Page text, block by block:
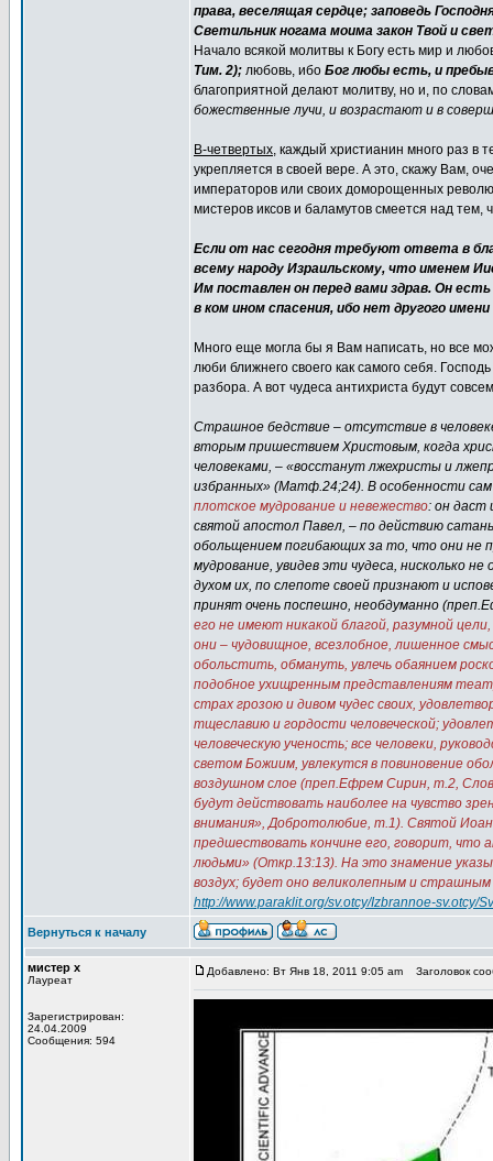
права, веселящая сердце; заповедь
Светильник ногама моима закон Твой и
Начало всякой молитвы к Богу есть мир и
Тим. 2); любовь, ибо Бог любы есть, и
благоприятной делают молитву, но и, по
божественные лучи, и возрастают и в
В-четвертых, каждый христианин много раз в
укрепляется в своей вере. А это, скажу Вам,
императоров или своих доморощенных
мистеров иксов и баламутов смеется над тем,
Если от нас сегодня требуют ответа в
всему народу Израильскому, что именем
Им поставлен он перед вами здрав. Он
в ком ином спасения, ибо нет другого
Много еще могла бы я Вам написать, но все
люби ближнего своего как самого себя.
разбора. А вот чудеса антихриста будут
Страшное бедствие – отсутствие в
вторым пришествием Христовым, когда
человеками, – «восстанут лжехристы и
избранных» (Матф.24;24). В особенности
плотское мудрование и невежество: он даст
святой апостол Павел, – по действию
обольщением погибающих за то, что они не
мудрование, увидев эти чудеса, нисколько
духом их, по слепоте своей признают и
принят очень поспешно, необдуманно
его не имеют никакой благой, разумной
они – чудовищное, всезлобное, лишенное
обольстить, обмануть, увлечь обаянием
подобное ухищренным представлениям
страх грозою и дивом чудес своих,
тщеславию и гордости человеческой;
человеческую ученость; все человеки,
светом Божиим, увлекутся в повиновение
воздушном слое (преп.Ефрем Сирин, т.2,
будут действовать наиболее на чувство
внимания», Добротолюбие, т.1). Святой
предшествовать кончине его, говорит, что
людьми» (Откр.13:13). На это знамение
воздух; будет оно великолепным и
http://www.paraklit.org/sv.otcy/Izbrannoe-sv.otcy/
Вернуться к началу
мистер х
Лауреат
Зарегистрирован:
24.04.2009
Сообщения: 594
Добавлено: Вт Янв 18, 2011 9:05 am Заголовок